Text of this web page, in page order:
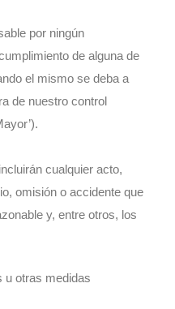
por ningún
de alguna de
el mismo se deba a
de nuestro control
cualquier acto,
omisión o accidente que
y, entre otros, los
u otras medidas